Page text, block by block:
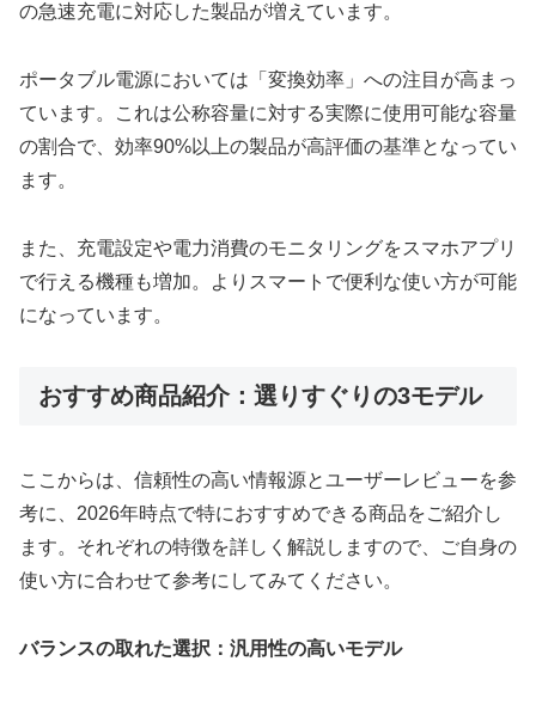
の急速充電に対応した製品が増えています。
ポータブル電源においては「変換効率」への注目が高まっ
ています。これは公称容量に対する実際に使用可能な容量
の割合で、効率90%以上の製品が高評価の基準となってい
ます。
また、充電設定や電力消費のモニタリングをスマホアプリ
で行える機種も増加。よりスマートで便利な使い方が可能
になっています。
おすすめ商品紹介：選りすぐりの3モデル
ここからは、信頼性の高い情報源とユーザーレビューを参
考に、2026年時点で特におすすめできる商品をご紹介し
ます。それぞれの特徴を詳しく解説しますので、ご自身の
使い方に合わせて参考にしてみてください。
バランスの取れた選択：汎用性の高いモデル